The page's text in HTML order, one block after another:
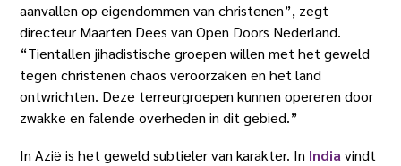
aanvallen op eigendommen van christenen”, zegt
directeur Maarten Dees van Open Doors Nederland.
“Tientallen jihadistische groepen willen met het geweld
tegen christenen chaos veroorzaken en het land
ontwrichten. Deze terreurgroepen kunnen opereren door
zwakke en falende overheden in dit gebied.”
In Azië is het geweld subtieler van karakter. In India vindt